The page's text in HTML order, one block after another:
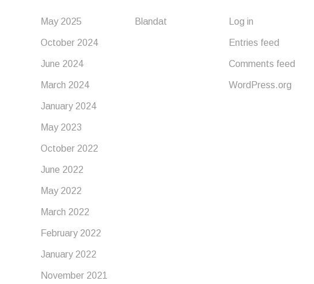
May 2025
October 2024
June 2024
March 2024
January 2024
May 2023
October 2022
June 2022
May 2022
March 2022
February 2022
January 2022
November 2021
Blandat Log in
Entries feed
Comments feed
WordPress.org